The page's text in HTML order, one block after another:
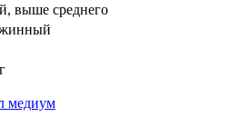
выше среднего
медиум